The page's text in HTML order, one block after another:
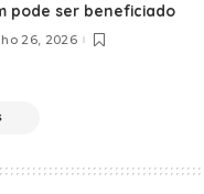
pode ser beneficiado
26, 2026